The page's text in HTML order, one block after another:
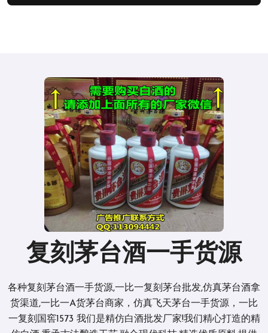
复刻茅台酒一手货源
各种复刻茅台酒一手货源,一比一复刻茅台批发,仿真茅台酒拿
货渠道,一比一A货茅台商家，仿真飞天茅台一手货源，一比
一复刻国窖1573 我们是精仿白酒批发厂家!我们精心打造的精